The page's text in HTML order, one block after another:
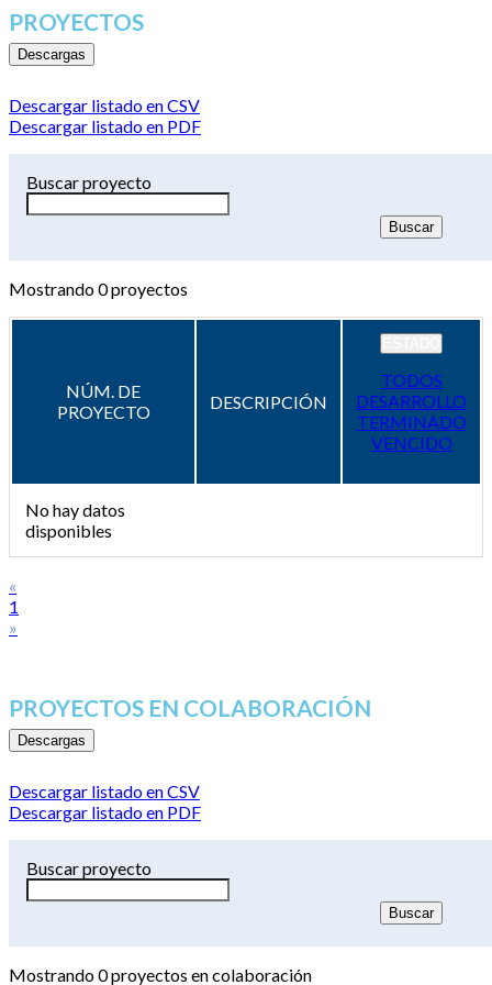
PROYECTOS
Descargas
Descargar listado en CSV
Descargar listado en PDF
Buscar proyecto
Mostrando0proyectos
NÚM. DE
PROYECTO
DESCRIPCIÓN
TODOS
DESARROLLO
TERMINADO
VENCIDO
No hay datos
disponibles
«
1
»
PROYECTOS EN COLABORACIÓN
Descargas
Descargar listado en CSV
Descargar listado en PDF
Buscar proyecto
Mostrando0proyectos en colaboración